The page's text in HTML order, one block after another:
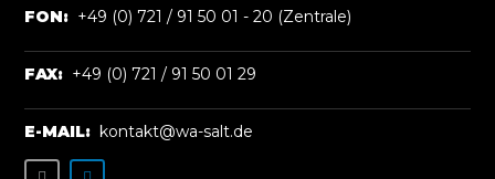
FON: +49 (0) 721 / 91 50 01 - 20 (Zentrale)
FAX: +49 (0) 721 / 91 50 01 29
E-MAIL: kontakt@wa-salt.de